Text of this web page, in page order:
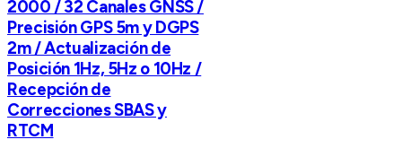
2000 / 32 Canales GNSS /
Precisión GPS 5m y DGPS
2m / Actualización de
Posición 1Hz, 5Hz o 10Hz /
Recepción de
Correcciones SBAS y
RTCM